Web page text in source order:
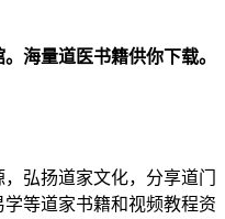
海量道医书籍供你下载。
弘扬道家文化，分享道门
等道家书籍和视频教程资